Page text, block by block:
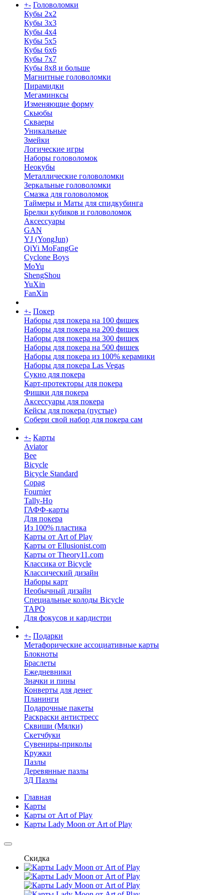
+- Головоломки
Кубы 2х2
Кубы 3х3
Кубы 4x4
Кубы 5х5
Кубы 6х6
Кубы 7х7
Кубы 8х8 и больше
Магнитные головоломки
Пирамидки
Мегаминксы
Изменяющие форму
Скьюбы
Скваеры
Уникальные
Змейки
Логические игры
Наборы головоломок
Неокубы
Металлические головоломки
Зеркальные головоломки
Смазка для головоломок
Таймеры и Маты для спидкубинга
Брелки кубиков и головоломок
Аксессуары
GAN
YJ (YongJun)
QiYi MoFangGe
Cyclone Boys
MoYu
ShengShou
YuXin
FanXin
+- Покер
Наборы для покера на 100 фишек
Наборы для покера на 200 фишек
Наборы для покера на 300 фишек
Наборы для покера на 500 фишек
Наборы для покера из 100% керамики
Наборы для покера Las Vegas
Сукно для покера
Карт-протекторы для покера
Фишки для покера
Аксессуары для покера
Кейсы для покера (пустые)
Собери свой набор для покера сам
+- Карты
Aviator
Bee
Bicycle
Bicycle Standard
Copag
Fournier
Tally-Ho
ГАФФ-карты
Для покера
Из 100% пластика
Карты от Art of Play
Карты от Ellusionist.com
Карты от Theory11.com
Классика от Bicycle
Классический дизайн
Наборы карт
Необычный дизайн
Специальные колоды Bicycle
ТАРО
Для фокусов и кардистри
+- Подарки
Метафорические ассоциативные карты
Блокноты
Браслеты
Ежедневники
Значки и пины
Конверты для денег
Планинги
Подарочные пакеты
Раскраски антистресс
Сквиши (Мялки)
Скетчбуки
Сувениры-приколы
Кружки
Пазлы
Деревянные пазлы
3Д Пазлы
Главная
Карты
Карты от Art of Play
Карты Lady Moon от Art of Play
Скидка